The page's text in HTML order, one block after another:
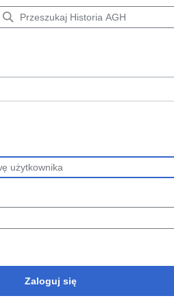
Zaloguj się